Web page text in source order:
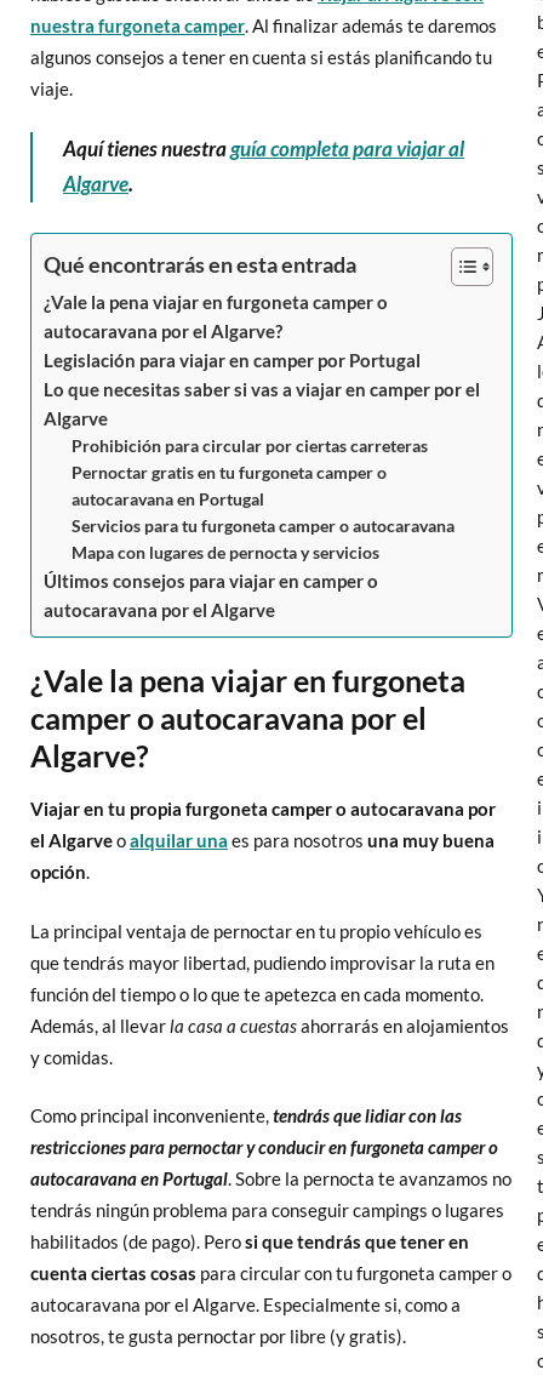
nuestra furgoneta camper. Al finalizar además te daremos
algunos consejos a tener en cuenta si estás planificando tu
viaje.
Aquí tienes nuestraguía completa para viajar al
Algarve.
Qué encontrarás en esta entrada
¿Vale la pena viajar en furgoneta camper o
autocaravana por el Algarve?
Legislación para viajar en camper por Portugal
Lo que necesitas saber si vas a viajar en camper por el
Algarve
Prohibición para circular por ciertas carreteras
Pernoctar gratis en tu furgoneta camper o
autocaravana en Portugal
Servicios para tu furgoneta camper o autocaravana
Mapa con lugares de pernocta y servicios
Últimos consejos para viajar en camper o
autocaravana por el Algarve
¿Vale la pena viajar en furgoneta
camper o autocaravana por el
Algarve?
Viajar en tu propia furgoneta camper o autocaravana por
el Algarveoalquilar una es para nosotros una muy buena
opción.
La principal ventaja de pernoctar en tu propio vehículo es
que tendrás mayor libertad, pudiendo improvisar la ruta en
función del tiempo o lo que te apetezca en cada momento.
Además, al llevarla casa a cuestasahorrarás en alojamientos
y comidas.
Como principal inconveniente,tendrás que lidiar con las
restricciones para pernoctar y conducir en furgoneta camper o
autocaravana en Portugal. Sobre la pernocta te avanzamos no
tendrás ningún problema para conseguir campings o lugares
habilitados (de pago). Perosi que tendrás que tener en
cuenta ciertas cosas para circular con tu furgoneta camper o
autocaravana por el Algarve. Especialmente si, como a
nosotros, te gusta pernoctar por libre (y gratis).